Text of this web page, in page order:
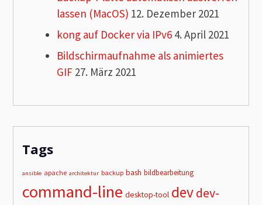
lassen (MacOS) 12. Dezember 2021
kong auf Docker via IPv6 4. April 2021
Bildschirmaufnahme als animiertes
GIF 27. März 2021
Tags
ansible apache architektur backup bash bildbearbeitung
command-line desktop-tool devdev-